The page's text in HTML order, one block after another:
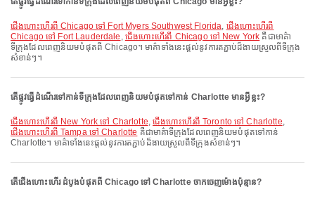
ជើងហោះហើរពី Chicago ទៅ Fort Myers Southwest Florida, ជើងហោះហើរពី
Chicago ទៅ Fort Lauderdale , ជើងហោះហើរពី Chicago ទៅ New York គឺជាមាគ៌ា
ទីក្រុងដែលពេញនិយមបំផុតពី Chicago។ មាគ៌ាទាំងនេះផ្តល់នូវការតភ្ជាប់ដ៏ងាយស្រួលពីទីក្រុង
សំខាន់ៗ។
តើផ្លូវធ្វើដំណើរទៅកាន់ទីក្រុងដែលពេញនិយមបំផុតទៅកាន់ Charlotte មានអ្វីខ្លះ?
ជើងហោះហើរពី New York ទៅ Charlotte,ជើងហោះហើរពី Toronto ទៅ Charlotte,
ជើងហោះហើរពី Tampa ទៅ Charlotte គឺជាមាគ៌ាទីក្រុងដែលពេញនិយមបំផុតទៅកាន់
Charlotte។ មាគ៌ាទាំងនេះផ្តល់នូវការតភ្ជាប់ដ៏ងាយស្រួលពីទីក្រុងសំខាន់ៗ។
តើជើងហោះហើរ ដំបូងបំផុតពី Chicago ទៅ Charlotte ចាកចេញម៉ោងប៉ុន្មាន?